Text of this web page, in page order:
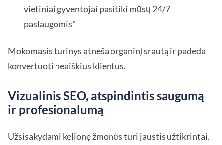
vietiniai gyventojai pasitiki mūsų 24/7
paslaugomis"
Mokomasis turinys atneša organinį srautą ir padeda
konvertuoti neaiškius klientus.
Vizualinis SEO, atspindintis saugumą
ir profesionalumą
Užsisakydami kelionę žmonės turi jaustis užtikrintai.